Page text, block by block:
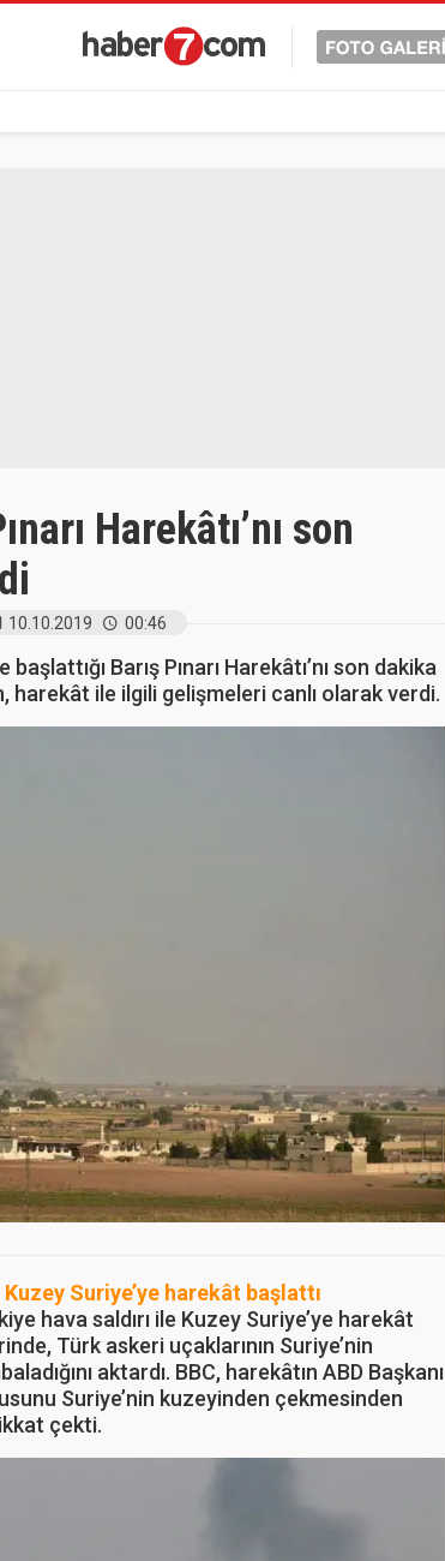
Harekâtı’nı son
10.10.2019 00:46
Barış Pınarı Harekâtı’nı son dakika
harekât ile ilgili gelişmeleri canlı olarak verdi.
Suriye’ye harekât başlattı
hava saldırı ile Kuzey Suriye’ye harekât
Türk askeri uçaklarının Suriye’nin
aktardı. BBC, harekâtın ABD Başkanı
Suriye’nin kuzeyinden çekmesinden
çekti.